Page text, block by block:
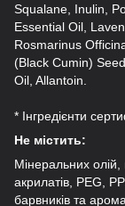
Squalane, Inulin,
Essential Oil,
Rosmarinus
(Black Cumin)
Oil, Allantoin.
* Інгредієнти
Не містить:
Мінеральних олій,
акрилатів, PEG,
барвників та